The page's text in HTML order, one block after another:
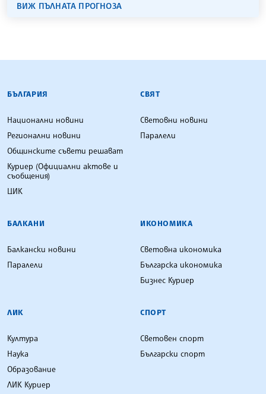
ВИЖ ПЪЛНАТА ПРОГНОЗА
БЪЛГАРСКА ТЕЛЕГРАФНА АГЕНЦИЯ
БЪЛГАРИЯ
Национални новини
Регионални новини
Общинските съвети решават
Куриер (Официални актове и
съобщения)
ЦИК
СВЯТ
Световни новини
Паралели
БАЛКАНИ
Балкански новини
Паралели
ИКОНОМИКА
Световна икономика
Българска икономика
Бизнес Куриер
ЛИК
Култура
Наука
Образование
ЛИК Куриер
СПОРТ
Световен спорт
Български спорт